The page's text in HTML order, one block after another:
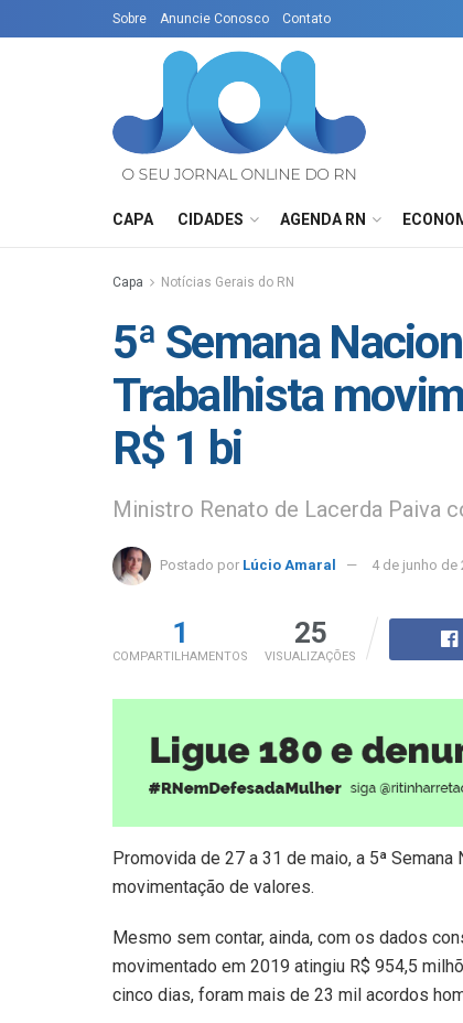
Sobre Anuncie Conosco Contato
CAPA CIDADES AGENDA RN
Capa Notícias Gerais do RN
5ª Semana
Trabalhista
R$ 1 bi
Ministro Renato de Lacerda Paiva
Postado por Lúcio Amaral 4 de junho de
1
COMPARTILHAMENTOS
25
VISUALIZAÇÕES
Promovida de 27 a 31 de maio, a 5ª
movimentação de valores.
Mesmo sem contar, ainda, com os dados
movimentado em 2019 atingiu R$ 954,5
cinco dias, foram mais de 23 mil acordos